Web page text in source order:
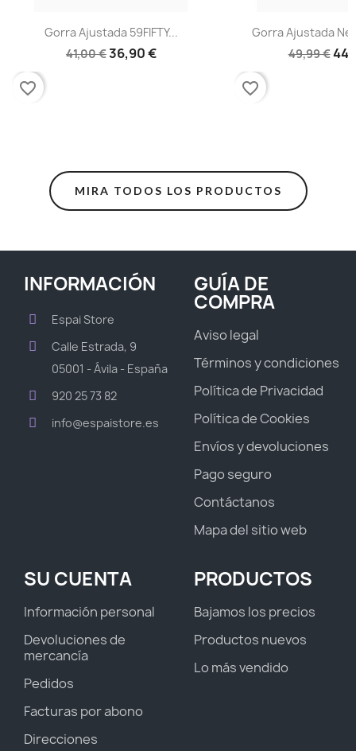
Gorra Ajustada 59FIFTY...
41,00 €36,90 €
favorite_border
Gorra Ajustada
49,99 €
favorite_border
MIRA TODOS LOS PRODUCTOS
INFORMACIÓN
Espai Store
Calle Estrada, 9
05001 - Ávila - España
920 25 73 82
info@espaistore.es
GUÍA DE
COMPRA
Aviso legal
Términos y condiciones
Política de Privacidad
Política de Cookies
Envíos y devoluciones
Pago seguro
Contáctanos
Mapa del sitio web
SU CUENTA
Información personal
Devoluciones de
mercancía
Pedidos
Facturas por abono
Direcciones
PRODUCTOS
Bajamos los precios
Productos nuevos
Lo más vendido